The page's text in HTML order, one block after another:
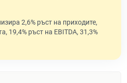
2,6% ръст на приходите,
19,4% ръст на EBITDA, 31,3%